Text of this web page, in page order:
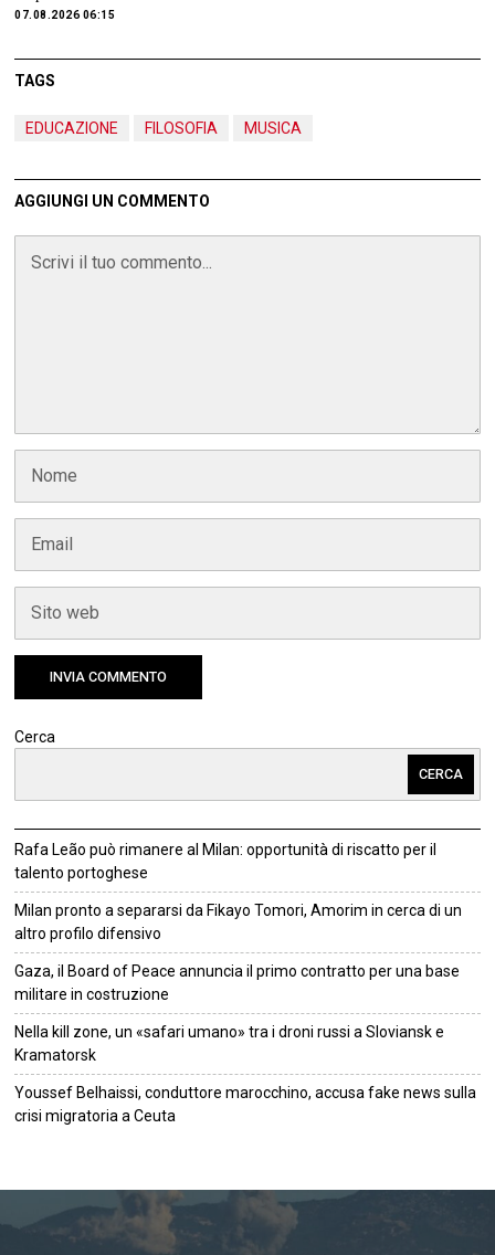
07.08.2026 06:15
TAGS
EDUCAZIONE FILOSOFIA MUSICA
AGGIUNGI UN COMMENTO
Cerca
CERCA
Rafa Leão può rimanere al Milan: opportunità di riscatto per il
talento portoghese
Milan pronto a separarsi da Fikayo Tomori, Amorim in cerca di un
altro profilo difensivo
Gaza, il Board of Peace annuncia il primo contratto per una base
militare in costruzione
Nella kill zone, un «safari umano» tra i droni russi a Sloviansk e
Kramatorsk
Youssef Belhaissi, conduttore marocchino, accusa fake news sulla
crisi migratoria a Ceuta